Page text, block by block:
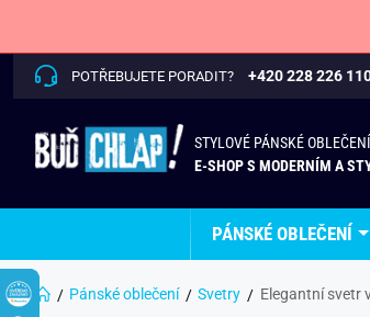
POTŘEBUJETE PORADIT? +420 228 226
STYLOVÉ PÁNSKÉ OBLEČENÍ
E-SHOP S MODERNÍM A
PÁNSKÉ OBLEČENÍ
Pánské oblečení Svetry Elegantní svetr